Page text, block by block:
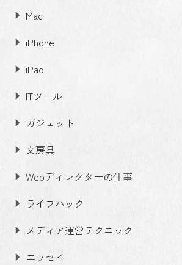
Mac
iPhone
iPad
ITツール
ガジェット
文房具
Webディレクターの仕事
ライフハック
メディア運営テクニック
エッセイ